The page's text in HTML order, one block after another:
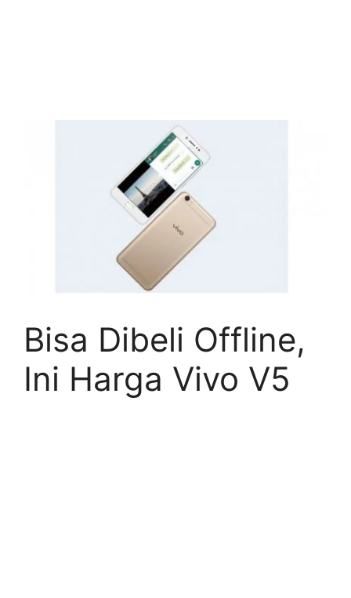
Bisa Dibeli Offline,
Ini Harga Vivo V5